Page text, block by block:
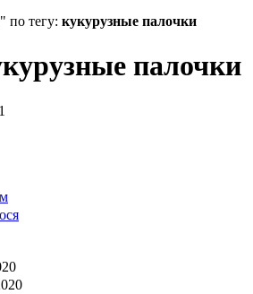
по тегу: кукурузные палочки
палочки